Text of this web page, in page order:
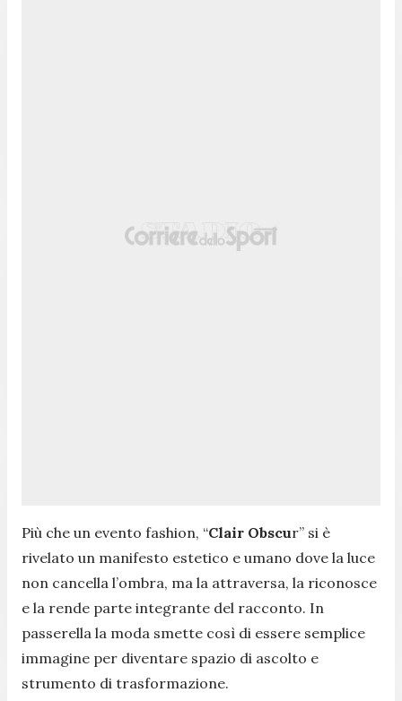
Più che un evento fashion, “Clair Obscur” si è
rivelato un manifesto estetico e umano dove la luce
non cancella l’ombra, ma la attraversa, la riconosce
e la rende parte integrante del racconto. In
passerella la moda smette così di essere semplice
immagine per diventare spazio di ascolto e
strumento di trasformazione.